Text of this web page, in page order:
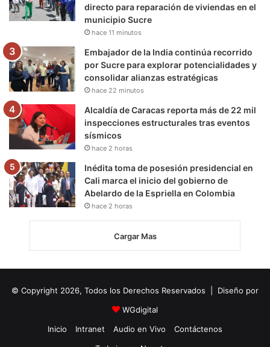
directo para reparación de viviendas en el
municipio Sucre
hace 11 minutos
Embajador de la India continúa recorrido
por Sucre para explorar potencialidades y
consolidar alianzas estratégicas
hace 22 minutos
Alcaldía de Caracas reporta más de 22 mil
inspecciones estructurales tras eventos
sísmicos
hace 2 horas
Inédita toma de posesión presidencial en
Cali marca el inicio del gobierno de
Abelardo de la Espriella en Colombia
hace 2 horas
Cargar Mas
© Copyright 2026, Todos los Derechos Reservados | Diseño por
WGdigital
Inicio
Intranet Audio en Vivo
Contáctenos